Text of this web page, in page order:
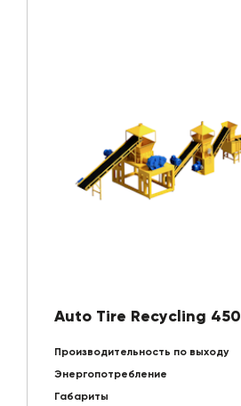
Auto Tire Recycling 450
Производительность по выходу
Энергопотребление
Габариты